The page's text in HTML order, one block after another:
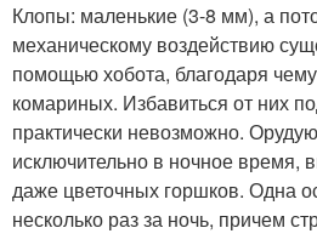
Клопы: маленькие (3-8 мм), а
механическому воздействию
помощью хобота, благодаря
комариных. Избавиться от них
практически невозможно.
исключительно в ночное время,
даже цветочных горшков. Одна
несколько раз за ночь, причем